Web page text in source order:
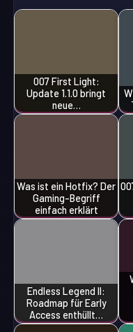
007 First Light:
Update 1.1.0 bringt
neue…
Was ist ein Hotfix? Der
Gaming-Begriff
einfach erklärt
Endless Legend II:
Roadmap für Early
Access enthüllt…